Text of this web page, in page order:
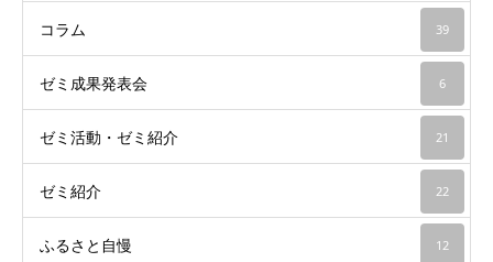
コラム 39
ゼミ成果発表会 6
ゼミ活動・ゼミ紹介 21
ゼミ紹介 22
ふるさと自慢 12